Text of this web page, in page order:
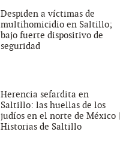
Despiden a víctimas de
multihomicidio en Saltillo;
bajo fuerte dispositivo de
seguridad
Herencia sefardita en
Saltillo: las huellas de los
judíos en el norte de México |
Historias de Saltillo